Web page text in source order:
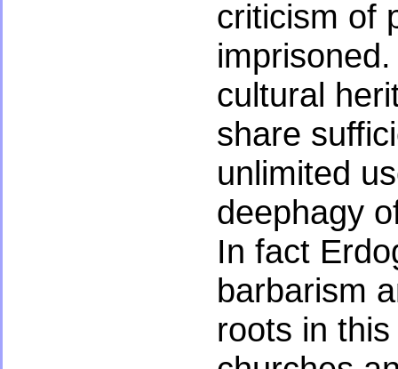
criticism of
cultural
share
unlimited
deephagy
In fact
barbarism
roots in